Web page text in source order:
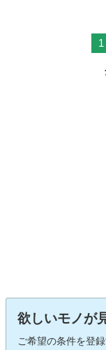
1
欲しいモノが
ご希望の条件を登